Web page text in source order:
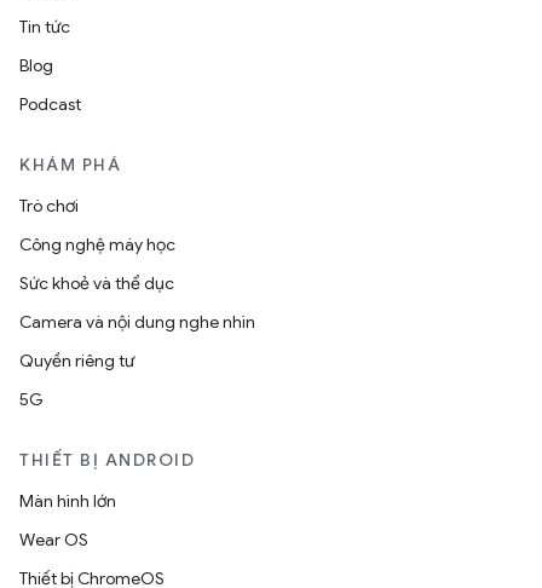
Tin tức
Blog
Podcast
KHÁM PHÁ
Trò chơi
Công nghệ máy học
Sức khoẻ và thể dục
Camera và nội dung nghe nhìn
Quyền riêng tư
5G
THIẾT BỊ ANDROID
Màn hình lớn
Wear OS
Thiết bị ChromeOS